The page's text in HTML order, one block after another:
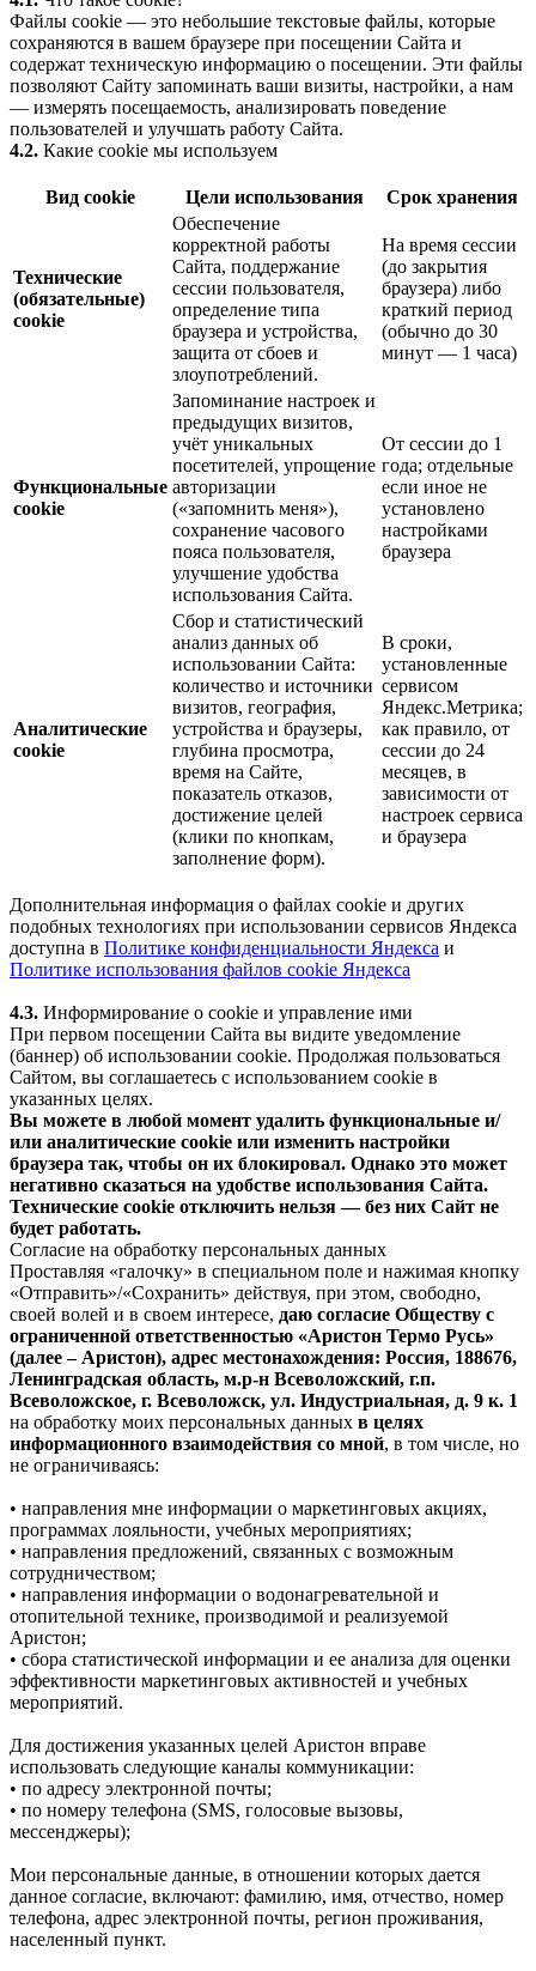
Файлы cookie — это небольшие текстовые файлы, которые
сохраняются в вашем браузере при посещении Сайта и
содержат техническую информацию о посещении. Эти файлы
позволяют Сайту запоминать ваши визиты, настройки, а нам
— измерять посещаемость, анализировать поведение
пользователей и улучшать работу Сайта.
4.2. Какие cookie мы используем
Вид cookie Цели использования Срок хранения
Технические
(обязательные)
cookie
Обеспечение
корректной работы
Сайта, поддержание
сессии пользователя,
определение типа
браузера и устройства,
защита от сбоев и
злоупотреблений.
На время сессии
(до закрытия
браузера) либо
краткий период
(обычно до 30
минут — 1 часа)
Функциональные
cookie
Запоминание настроек и
предыдущих визитов,
учёт уникальных
посетителей, упрощение
авторизации
(«запомнить меня»),
сохранение часового
пояса пользователя,
улучшение удобства
использования Сайта.
От сессии до 1
года; отдельные
если иное не
установлено
настройками
браузера
Аналитические
cookie
Сбор и статистический
анализ данных об
использовании Сайта:
количество и источники
визитов, география,
устройства и браузеры,
глубина просмотра,
время на Сайте,
показатель отказов,
достижение целей
(клики по кнопкам,
заполнение форм).
В сроки,
установленные
сервисом
Яндекс.Метрика;
как правило, от
сессии до 24
месяцев, в
зависимости от
настроек сервиса
и браузера
Дополнительная информация о файлах cookie и других
подобных технологиях при использовании сервисов Яндекса
доступна в Политике конфиденциальности Яндекса и
Политике использования файлов cookie Яндекса
4.3. Информирование о cookie и управление ими
При первом посещении Сайта вы видите уведомление
(баннер) об использовании cookie. Продолжая пользоваться
Сайтом, вы соглашаетесь с использованием cookie в
указанных целях.
Вы можете в любой момент удалить функциональные и/
или аналитические cookie или изменить настройки
браузера так, чтобы он их блокировал. Однако это может
негативно сказаться на удобстве использования Сайта.
Технические cookie отключить нельзя — без них Сайт не
будет работать.
Согласие на обработку персональных данных
Проставляя «галочку» в специальном поле и нажимая кнопку
«Отправить»/«Сохранить» действуя, при этом, свободно,
своей волей и в своем интересе, даю согласие Обществу с
ограниченной ответственностью «Аристон Термо Русь»
(далее – Аристон), адрес местонахождения: Россия, 188676,
Ленинградская область, м.р-н Всеволожский, г.п.
Всеволожское, г. Всеволожск, ул. Индустриальная, д. 9 к. 1
на обработку моих персональных данных в целях
информационного взаимодействия со мной, в том числе, но
не ограничиваясь:
• направления мне информации о маркетинговых акциях,
программах лояльности, учебных мероприятиях;
• направления предложений, связанных с возможным
сотрудничеством;
• направления информации о водонагревательной и
отопительной технике, производимой и реализуемой
Аристон;
• сбора статистической информации и ее анализа для оценки
эффективности маркетинговых активностей и учебных
мероприятий.
Для достижения указанных целей Аристон вправе
использовать следующие каналы коммуникации:
• по адресу электронной почты;
• по номеру телефона (SMS, голосовые вызовы,
мессенджеры);
Мои персональные данные, в отношении которых дается
данное согласие, включают: фамилию, имя, отчество, номер
телефона, адрес электронной почты, регион проживания,
населенный пункт.